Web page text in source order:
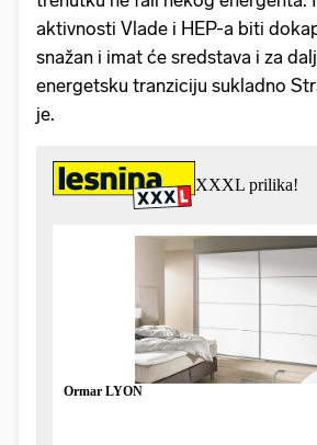
aktivnosti Vlade i HEP-a biti
snažan i imat će sredstava i za
energetsku tranziciju sukladno
je.